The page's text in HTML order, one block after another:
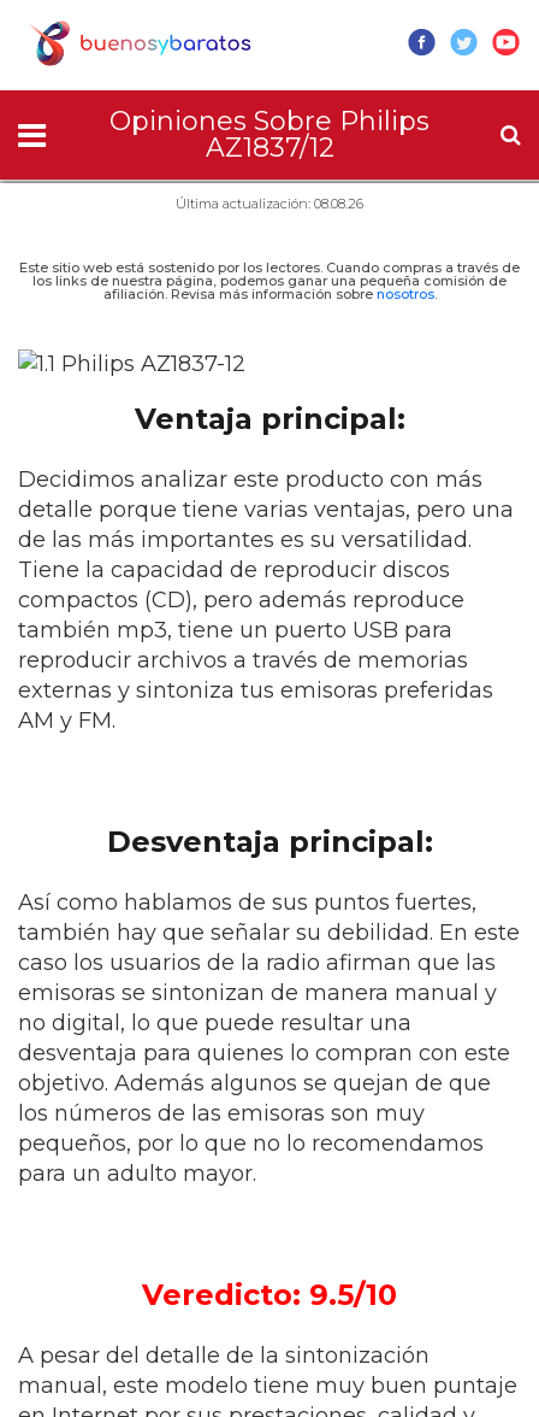
Opiniones Sobre Philips
AZ1837/12
Última actualización: 08.08.26
Este sitio web está sostenido por los lectores. Cuando compras a través de
los links de nuestra página, podemos ganar una pequeña comisión de
afiliación. Revisa más información sobre nosotros.
Ventaja principal:
Decidimos analizar este producto con más
detalle porque tiene varias ventajas, pero una
de las más importantes es su versatilidad.
Tiene la capacidad de reproducir discos
compactos (CD), pero además reproduce
también mp3, tiene un puerto USB para
reproducir archivos a través de memorias
externas y sintoniza tus emisoras preferidas
AM y FM.
Desventaja principal:
Así como hablamos de sus puntos fuertes,
también hay que señalar su debilidad. En este
caso los usuarios de la radio afirman que las
emisoras se sintonizan de manera manual y
no digital, lo que puede resultar una
desventaja para quienes lo compran con este
objetivo. Además algunos se quejan de que
los números de las emisoras son muy
pequeños, por lo que no lo recomendamos
para un adulto mayor.
Veredicto: 9.5/10
A pesar del detalle de la sintonización
manual, este modelo tiene muy buen puntaje